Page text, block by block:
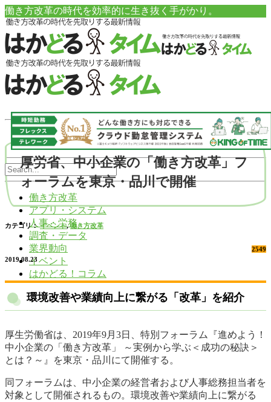
働き方改革の時代を効率的に生き抜く手がかり。
働き方改革
アプリ・システム
人事・労務
調査・データ
業界動向
イベント
はかどる！コラム
厚労省、中小企業の「働き方改革」フ
ォーラムを東京・品川で開催
カテゴリ： イベント,働き方改革
2549
2019.08.23
環境改善や業績向上に繋がる「改革」を紹介
厚生労働省は、2019年9月3日、特別フォーラム『進めよう！
中小企業の「働き方改革」 ～実例から学ぶ＜成功の秘訣＞
とは？～』を東京・品川にて開催する。
同フォーラムは、中小企業の経営者および人事総務担当者を
対象として開催されるもの。環境改善や業績向上に繋がる